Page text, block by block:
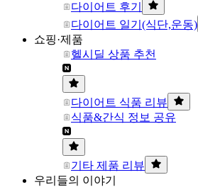
다이어트 후기
다이어트 일기(식단,운동)
쇼핑·제품
헬시딜 상품 추천
다이어트 식품 리뷰
식품&간식 정보 공유
기타 제품 리뷰
우리들의 이야기